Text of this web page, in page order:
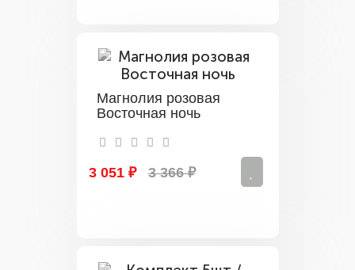
Магнолия розовая
Восточная ночь
3 051 ₽ 3 366 ₽